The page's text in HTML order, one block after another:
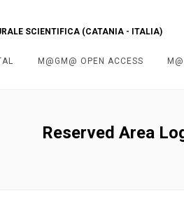
SCIENTIFICA (CATANIA - ITALIA)
M@GM@ OPEN ACCESS
Reserved Area